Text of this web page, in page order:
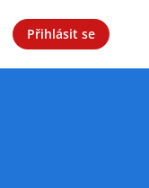
Přihlásit se